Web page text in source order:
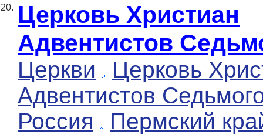
20. Церковь Христиан
Адвентистов
Церкви
Церковь
Адвентистов
Россия
Пермский